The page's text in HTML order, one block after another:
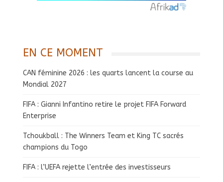
EN CE MOMENT
CAN féminine 2026 : les quarts lancent la course au
Mondial 2027
FIFA : Gianni Infantino retire le projet FIFA Forward
Enterprise
Tchoukball : The Winners Team et King TC sacrés
champions du Togo
FIFA : l’UEFA rejette l’entrée des investisseurs